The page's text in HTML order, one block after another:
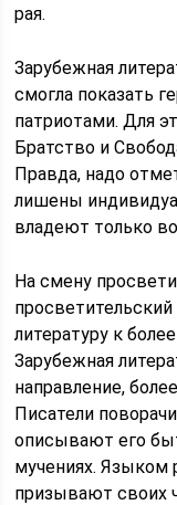
рая.
Зарубежная
смогла показать
патриотами. Для
Братство и
Правда, надо
лишены
владеют только
На смену
литературу к
Зарубежная
направление,
Писатели
описывают его
мучениях. Языком
призывают своих